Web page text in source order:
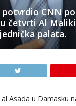
CNN
četvrti Al
palata.
Asada u